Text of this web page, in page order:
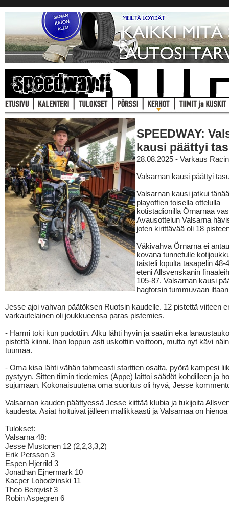
SPEEDWAY:
kausi päättyi
28.08.2025 - Varkaus
Valsarnan kausi päättyi
Valsarnan kausi jatkui
playoffien toisella ottelulla
kotistadionilla Örnarnaa
Avausottelun Valsarna
joten kirittävää oli 18
Väkivahva Örnarna ei
kovana tunnetulle
taisteli lopulta tasapelin 48-
eteni Allsvenskanin
105-87. Valsarnan kausi
hagforsin tummuvaan
Jesse ajoi vahvan päätöksen Ruotsin kaudelle. 12 pistettä viiteen
varkautelainen oli joukkueensa paras pistemies.
- Harmi toki kun pudottiin. Alku lähti hyvin ja saatiin eka
pistettä kiinni. Ihan loppun asti uskottiin voittoon, mutta nyt kävi
tuumaa.
- Oma kisa lähti vähän tahmeasti starttien osalta, pyörä kampesi
pystyyn. Sitten tiimin tiedemies (Appe) laittoi säädöt kohdilleen ja
sujumaan. Kokonaisuutena oma suoritus oli hyvä, Jesse
Valsarnan kauden päättyessä Jesse kiittää klubia ja tukijoita
kaudesta. Asiat hoituivat jälleen mallikkaasti ja Valsarnaa on
Tulokset:
Valsarna 48:
Jesse Mustonen 12 (2,2,3,3,2)
Erik Persson 3
Espen Hjerrild 3
Jonathan Ejnermark 10
Kacper Lobodzinski 11
Theo Berqvist 3
Robin Aspegren 6